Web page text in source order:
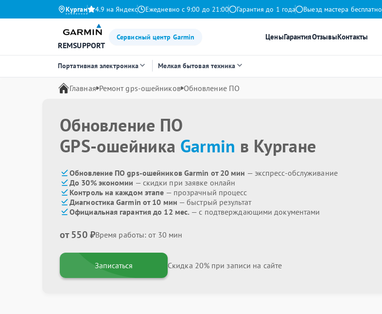
Курган 4.9 на Яндекс Ежедневно с 9:00 до 21:00 Гарантия до 1 года Выезд мастера бесплатно
REMSUPPORT
Сервисный центр Garmin ЦеныГарантияОтзывыКонтакты
Портативная электроника Мелкая бытовая техника
Главная Ремонт gps-ошейников Обновление ПО
Обновление ПО
GPS-ошейника Garmin в Кургане
Обновление ПО gps-ошейников Garmin от 20 мин — экспресс-обслуживание
До 30% экономии — скидки при заявке онлайн
Контроль на каждом этапе — прозрачный процесс
Диагностика Garmin от 10 мин — быстрый результат
Официальная гарантия до 12 мес. — с подтверждающими документами
от 550 ₽Время работы: от 30 мин
Записаться Скидка 20% при записи на сайте